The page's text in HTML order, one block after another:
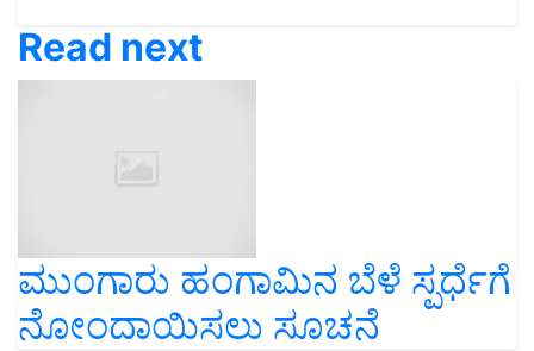
Read next
ಮುಂಗಾರು ಹಂಗಾಮಿನ ಬೆಳೆ ಸ್ಪರ್ಧೆಗೆ
ನೋಂದಾಯಿಸಲು ಸೂಚನೆ